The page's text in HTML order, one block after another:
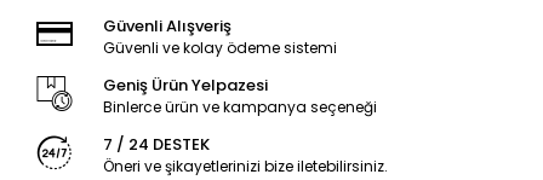
Güvenli Alışveriş
Güvenli ve kolay ödeme sistemi
Geniş Ürün Yelpazesi
Binlerce ürün ve kampanya seçeneği
7 / 24 DESTEK
Öneri ve şikayetlerinizi bize iletebilirsiniz.